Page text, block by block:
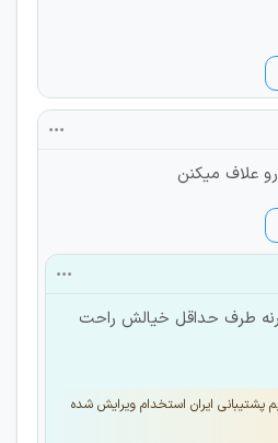
علاف میکنن
طرف حداقل خیالش راحت
پشتیبانی ایران استخدام ویرایش شده